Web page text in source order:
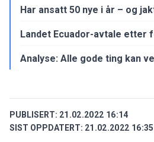
Har ansatt 50 nye i år – og
Landet Ecuador-avtale etter
Analyse: Alle gode ting kan
PUBLISERT: 21.02.2022 16:14
SIST OPPDATERT: 21.02.2022 16:35